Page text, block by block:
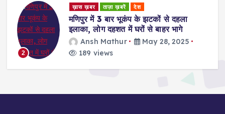
ख़ास ख़बर ताज़ा ख़बरें देश
Bareilly News: थार से घूमकर बेच रहे थे
मार्फीन, बरेली में चार तस्कर गिरफ्तार, डेढ़
करोड़ की ड्रग बरामद
Ansh Mathur